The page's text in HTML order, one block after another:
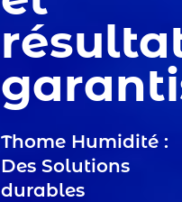
Thome Humidité :
Des Solutions
durables